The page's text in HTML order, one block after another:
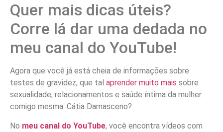
Quer mais dicas úteis?
Corre lá dar uma dedada no
meu canal do YouTube!
Agora que você já está cheia de informações sobre
testes de gravidez, que tal aprender muito mais sobre
sexualidade, relacionamentos e saúde íntima da mulher
comigo mesma: Cátia Damasceno?
No meu canal do YouTube, você encontra vídeos com